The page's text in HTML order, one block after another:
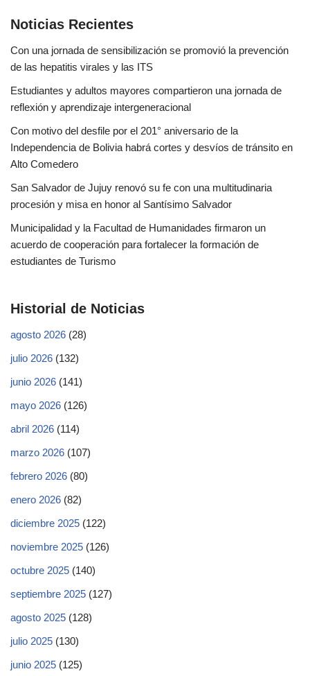
Noticias Recientes
Con una jornada de sensibilización se promovió la prevención
de las hepatitis virales y las ITS
Estudiantes y adultos mayores compartieron una jornada de
reflexión y aprendizaje intergeneracional
Con motivo del desfile por el 201° aniversario de la
Independencia de Bolivia habrá cortes y desvíos de tránsito en
Alto Comedero
San Salvador de Jujuy renovó su fe con una multitudinaria
procesión y misa en honor al Santísimo Salvador
Municipalidad y la Facultad de Humanidades firmaron un
acuerdo de cooperación para fortalecer la formación de
estudiantes de Turismo
Historial de Noticias
agosto 2026 (28)
julio 2026 (132)
junio 2026 (141)
mayo 2026 (126)
abril 2026 (114)
marzo 2026 (107)
febrero 2026 (80)
enero 2026 (82)
diciembre 2025 (122)
noviembre 2025 (126)
octubre 2025 (140)
septiembre 2025 (127)
agosto 2025 (128)
julio 2025 (130)
junio 2025 (125)